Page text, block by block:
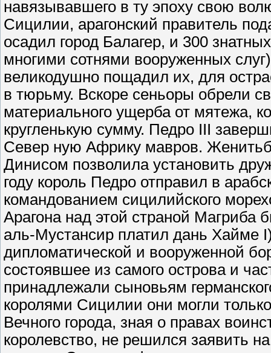
навязывавшего в ту эпоху свою
Сицилии, арагонский правитель
осадил город Балагер, и 300
многими сотнями вооруженных
великодушно пощадил их, для
в тюрьму. Вскоре сеньоры обрели
материального ущерба от мятежа,
кругленькую сумму. Педро III
Север ную Африку мавров.
Динисом позволила установить
году король Педро отправил в
командованием сицилийского
Арагона над этой страной Магриба
аль-Мустансир платил дань Хайме
дипломатической и вооруженной
состоявшее из самого острова и
принадлежали сыновьям
королями Сицилии они могли
Вечного города, зная о правах
королевство, не решился заявить